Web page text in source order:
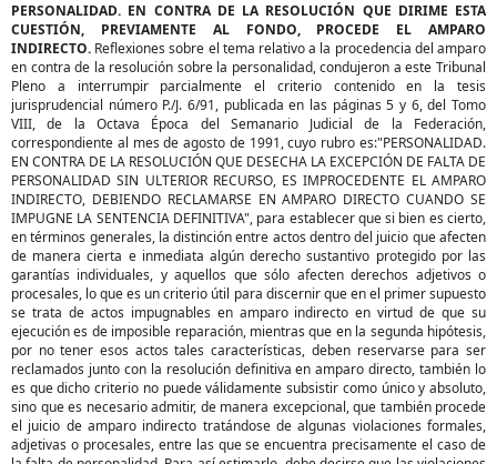
PERSONALIDAD. EN CONTRA DE LA RESOLUCIÓN QUE DIRIME ESTA
CUESTIÓN, PREVIAMENTE AL FONDO, PROCEDE EL AMPARO
INDIRECTO. Reflexiones sobre el tema relativo a la procedencia del amparo
en contra de la resolución sobre la personalidad, condujeron a este Tribunal
Pleno a interrumpir parcialmente el criterio contenido en la tesis
jurisprudencial número P./J. 6/91, publicada en las páginas 5 y 6, del Tomo
VIII, de la Octava Época del Semanario Judicial de la Federación,
correspondiente al mes de agosto de 1991, cuyo rubro es:"PERSONALIDAD.
EN CONTRA DE LA RESOLUCIÓN QUE DESECHA LA EXCEPCIÓN DE FALTA DE
PERSONALIDAD SIN ULTERIOR RECURSO, ES IMPROCEDENTE EL AMPARO
INDIRECTO, DEBIENDO RECLAMARSE EN AMPARO DIRECTO CUANDO SE
IMPUGNE LA SENTENCIA DEFINITIVA", para establecer que si bien es cierto,
en términos generales, la distinción entre actos dentro del juicio que afecten
de manera cierta e inmediata algún derecho sustantivo protegido por las
garantías individuales, y aquellos que sólo afecten derechos adjetivos o
procesales, lo que es un criterio útil para discernir que en el primer supuesto
se trata de actos impugnables en amparo indirecto en virtud de que su
ejecución es de imposible reparación, mientras que en la segunda hipótesis,
por no tener esos actos tales características, deben reservarse para ser
reclamados junto con la resolución definitiva en amparo directo, también lo
es que dicho criterio no puede válidamente subsistir como único y absoluto,
sino que es necesario admitir, de manera excepcional, que también procede
el juicio de amparo indirecto tratándose de algunas violaciones formales,
adjetivas o procesales, entre las que se encuentra precisamente el caso de